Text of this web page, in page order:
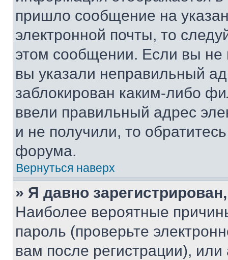
пришло сообщение на
электронной почты, то
этом сообщении. Если вы
вы указали неправильный
заблокирован каким-либо
ввели правильный адрес
и не получили, то
форума.
Вернуться наверх
» Я давно
Наиболее вероятные
пароль (проверьте
вам после регистрации),